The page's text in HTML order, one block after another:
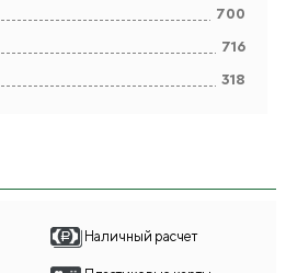
700
716
318
Наличный расчет